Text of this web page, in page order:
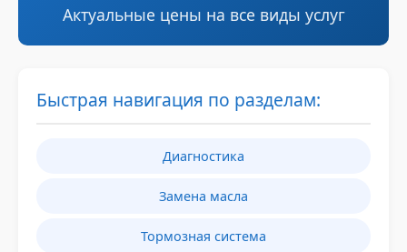
Актуальные цены на все виды услуг
Быстрая навигация по разделам:
Диагностика
Замена масла
Тормозная система